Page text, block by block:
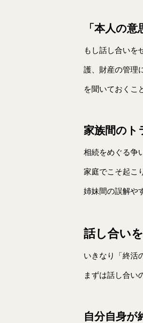
「本人の
もし話し合いを
護、財産の管理
を聞いておくこ
家族間のト
相続をめぐる争
家庭でこそ起こ
姉妹間の誤解や
話し合い
いきなり「終活
まずは話し合い
自分自身が